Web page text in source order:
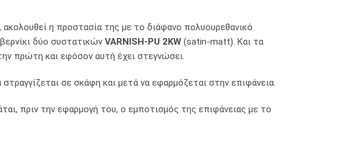
η προστασία της με το διάφανο πολυουρεθανικό
δύο συστατικών VARNISH-PU 2KW (satin-matt). Και τα
πρώτη και εφόσον αυτή έχει στεγνώσει.
σε σκάφη και μετά να εφαρμόζεται στην επιφάνεια.
πριν την εφαρμογή του, ο εμποτισμός της επιφάνειας με το